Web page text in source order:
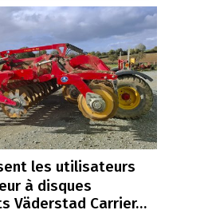
les utilisateurs
à disques
Väderstad Carrier…